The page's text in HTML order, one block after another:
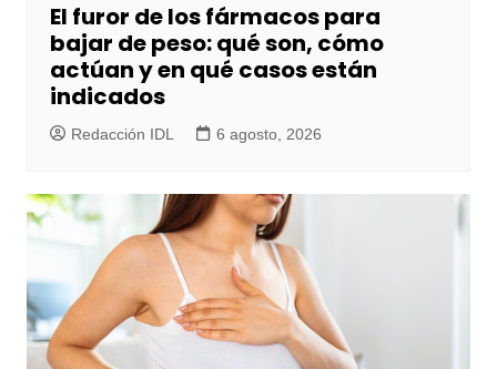
El furor de los fármacos para
bajar de peso: qué son, cómo
actúan y en qué casos están
indicados
Redacción IDL 6 agosto, 2026